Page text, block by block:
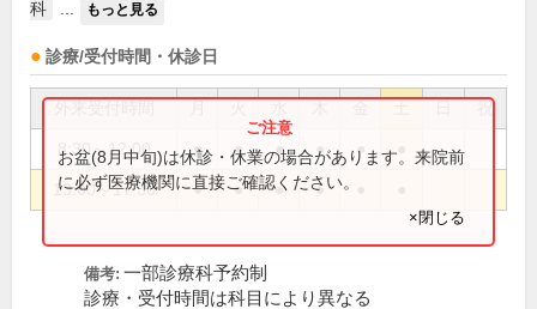
科
もっと見る
診療/受付時間・休診日
祝
8:30～12:00 ● ● ● ● ●
13:00～17:30 ● ● ● ●
お盆(8月中旬)は休診・休業の場合があります。来院前
に必ず医療機関に直接ご確認ください。
×閉じる
備考: 一部診療科予約制
診療・受付時間は科目により異なる